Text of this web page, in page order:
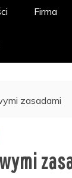
Firma
zasadami